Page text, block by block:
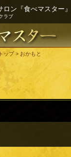
ン『食べマスター』
ラブ
ップ> おかもと